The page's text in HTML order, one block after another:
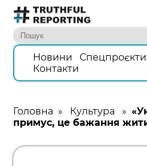
Новини Спецпроєкти
Контакти
Головна » Культура »
примус, це бажання